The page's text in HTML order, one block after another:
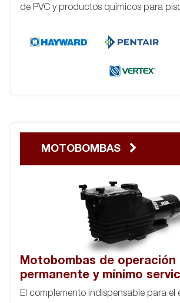
de PVC y productos químicos para
MOTOBOMBAS
Motobombas de operación
permanente y mínimo
El complemento indispensable para el